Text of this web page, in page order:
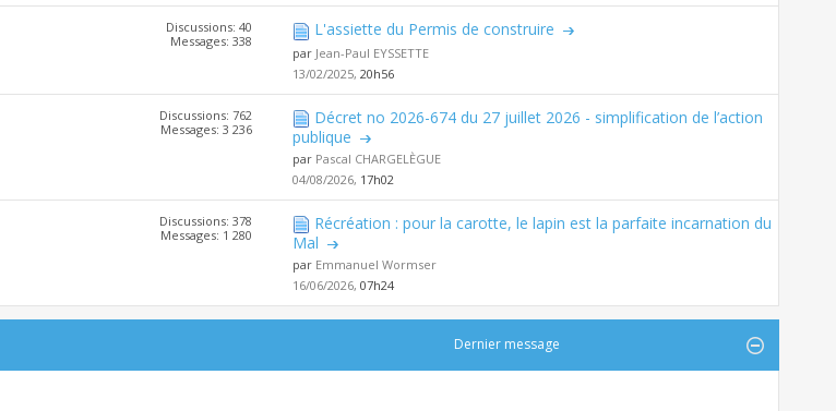
Discussions: 40
Messages: 338
L'assiette du Permis de construire
par Jean-Paul EYSSETTE
13/02/2025,20h56
Discussions: 762
Messages: 3 236
Décret no 2026-674 du 27 juillet 2026 - simplification de l’action
publique
par Pascal CHARGELÈGUE
04/08/2026, 17h02
Discussions: 378
Messages: 1 280
Récréation : pour la carotte, le lapin est la parfaite incarnation du
Mal
par Emmanuel Wormser
16/06/2026,07h24
Dernier message